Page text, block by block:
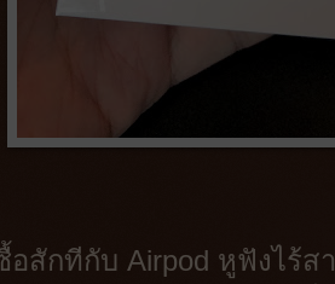
สักทีกับ Airpod หูฟังไร้ส